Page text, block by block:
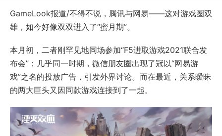
GameLook报道/不得不说，腾讯与网易——这对游戏圈双
雄，如今好像双双进入了“蜜月期”。
本月初，二者刚罕见地同场参加“F5进取游戏2021联合发
布会”；几乎同一时期，微信朋友圈出现了冠以“网易游
戏”之名的投放广告，引发外界讨论。而在最近，关系暧昧
的两大巨头又因同款游戏连接到了一起。